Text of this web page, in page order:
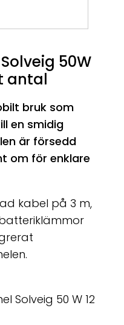
50W
antal
bruk som
en smidig
är försedd
om för enklare
kabel på 3 m,
Solveig 50 W 12